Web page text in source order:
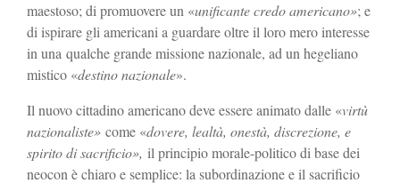
maestoso; di promuovere un «unificante credo americano»; e
di ispirare gli americani a guardare oltre il loro mero interesse
in una qualche grande missione nazionale, ad un hegeliano
mistico «destino nazionale».
Il nuovo cittadino americano deve essere animato dalle «virtù
nazionaliste» come «dovere, lealtà, onestà, discrezione, e
spirito di sacrificio», il principio morale-politico di base dei
neocon è chiaro e semplice: la subordinazione e il sacrificio